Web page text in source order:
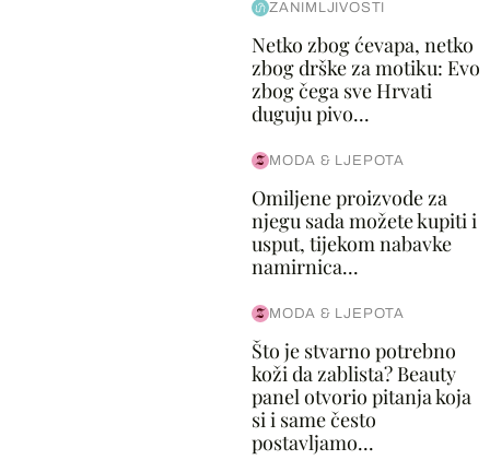
ZANIMLJIVOSTI
Netko zbog ćevapa, netko
zbog drške za motiku: Evo
zbog čega sve Hrvati
duguju pivo...
MODA & LJEPOTA
Omiljene proizvode za
njegu sada možete kupiti i
usput, tijekom nabavke
namirnica...
MODA & LJEPOTA
Što je stvarno potrebno
koži da zablista? Beauty
panel otvorio pitanja koja
si i same često
postavljamo...